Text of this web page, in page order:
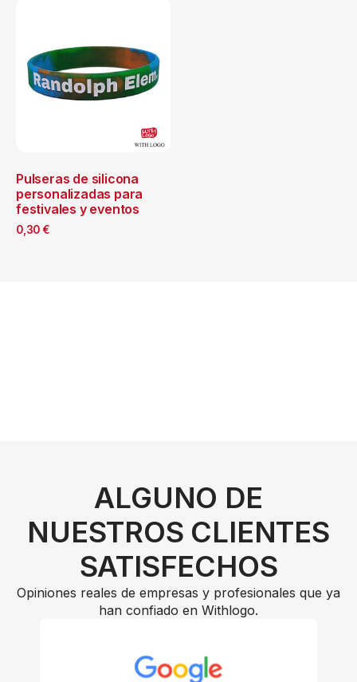
Pulseras de silicona
personalizadas para
festivales y eventos
0,30 €
ALGUNO DE
NUESTROS CLIENTES
SATISFECHOS
Opiniones reales de empresas y profesionales que ya
han confiado en Withlogo.